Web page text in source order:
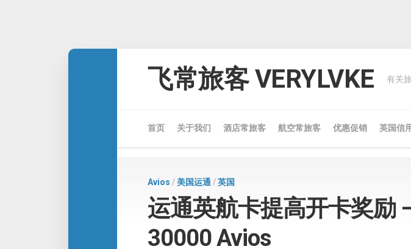
飞常旅客 VERYLVKE 有关
首页 关于我们 酒店常旅客 航空常旅客 优惠促销 英国信
Avios /美国运通 /英国
运通英航卡提高开卡奖励
30000 Avios